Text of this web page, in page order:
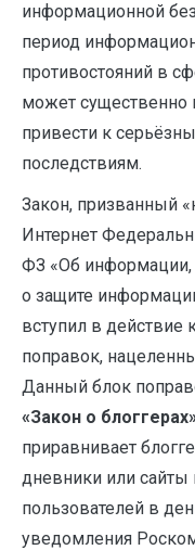
информационной
период
противостояний в
может существенно
привести к
последствиям.
Закон, призванный
Интернет
ФЗ «Об информации,
о защите
вступил в действие
поправок,
Данный блок
«Закон о
приравнивает
дневники или сайты
пользователей в
уведомления